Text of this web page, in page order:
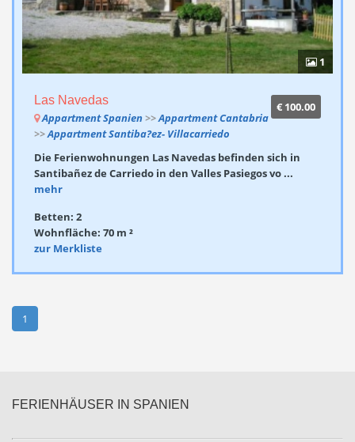
1
€ 100.00
Las Navedas
Appartment Spanien >>Appartment Cantabria
>>Appartment Santiba?ez- Villacarriedo
Die Ferienwohnungen Las Navedas befinden sich in
Santibañez de Carriedo in den Valles Pasiegos vo ...
mehr
Betten: 2
Wohnfläche: 70 m ²
zur Merkliste
1
FERIENHÄUSER IN SPANIEN